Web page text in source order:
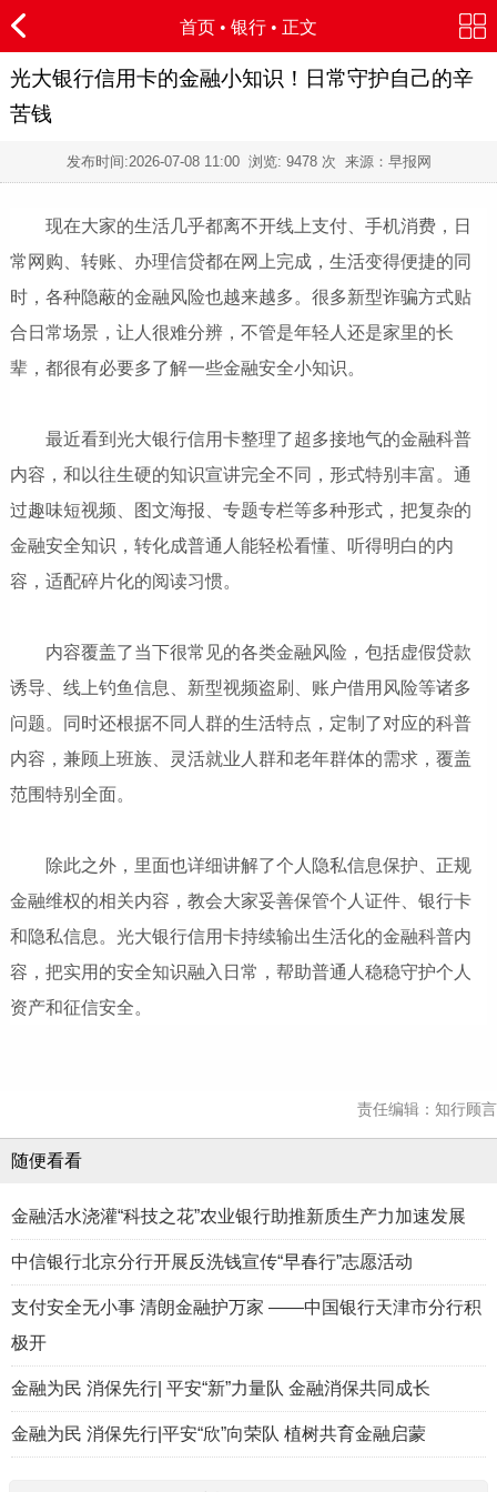
首页 • 银行 • 正文
光大银行信用卡的金融小知识！日常守护自己的辛
苦钱
发布时间:2026-07-08 11:00浏览: 9478 次 来源：早报网
现在大家的生活几乎都离不开线上支付、手机消费，日
常网购、转账、办理信贷都在网上完成，生活变得便捷的同
时，各种隐蔽的金融风险也越来越多。很多新型诈骗方式贴
合日常场景，让人很难分辨，不管是年轻人还是家里的长
辈，都很有必要多了解一些金融安全小知识。
最近看到光大银行信用卡整理了超多接地气的金融科普
内容，和以往生硬的知识宣讲完全不同，形式特别丰富。通
过趣味短视频、图文海报、专题专栏等多种形式，把复杂的
金融安全知识，转化成普通人能轻松看懂、听得明白的内
容，适配碎片化的阅读习惯。
内容覆盖了当下很常见的各类金融风险，包括虚假贷款
诱导、线上钓鱼信息、新型视频盗刷、账户借用风险等诸多
问题。同时还根据不同人群的生活特点，定制了对应的科普
内容，兼顾上班族、灵活就业人群和老年群体的需求，覆盖
范围特别全面。
除此之外，里面也详细讲解了个人隐私信息保护、正规
金融维权的相关内容，教会大家妥善保管个人证件、银行卡
和隐私信息。光大银行信用卡持续输出生活化的金融科普内
容，把实用的安全知识融入日常，帮助普通人稳稳守护个人
资产和征信安全。
责任编辑：知行顾言
随便看看
金融活水浇灌“科技之花”农业银行助推新质生产力加速发展
中信银行北京分行开展反洗钱宣传“早春行”志愿活动
支付安全无小事 清朗金融护万家 ——中国银行天津市分行积
极开
金融为民 消保先行| 平安“新”力量队 金融消保共同成长
金融为民 消保先行|平安“欣”向荣队 植树共育金融启蒙